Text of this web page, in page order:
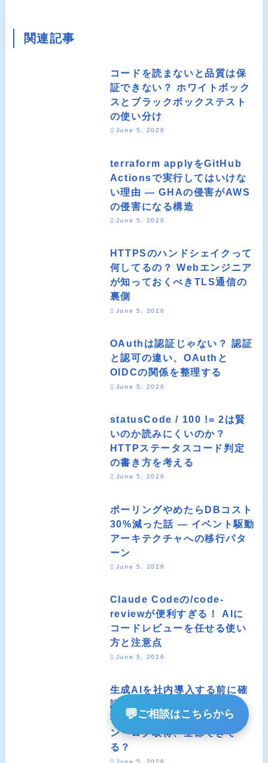
関連記事
コードを読まないと品質は保
証できない？ ホワイトボック
スとブラックボックステスト
の使い分け
June 5, 2026
terraform applyをGitHub
Actionsで実行してはいけな
い理由 ― GHAの侵害がAWS
の侵害になる構造
June 5, 2026
HTTPSのハンドシェイクって
何してるの？ Webエンジニア
が知っておくべきTLS通信の
裏側
June 5, 2026
OAuthは認証じゃない？ 認証
と認可の違い、OAuthと
OIDCの関係を整理する
June 5, 2026
statusCode / 100 != 2は賢
いのか読みにくいのか？
HTTPステータスコード判定
の書き方を考える
June 5, 2026
ポーリングやめたらDBコスト
30%減った話 ― イベント駆動
アーキテクチャへの移行パタ
ーン
June 5, 2026
Claude Codeの/code-
reviewが便利すぎる！ AIに
コードレビューを任せる使い
方と注意点
June 5, 2026
生成AIを社内導入する前に確
認すべき10のチェックリスト
― 法人プラン・ガイドライ
ン・ログ取得、全部できて
る？
June 5, 2026
💬ご相談はこちらから